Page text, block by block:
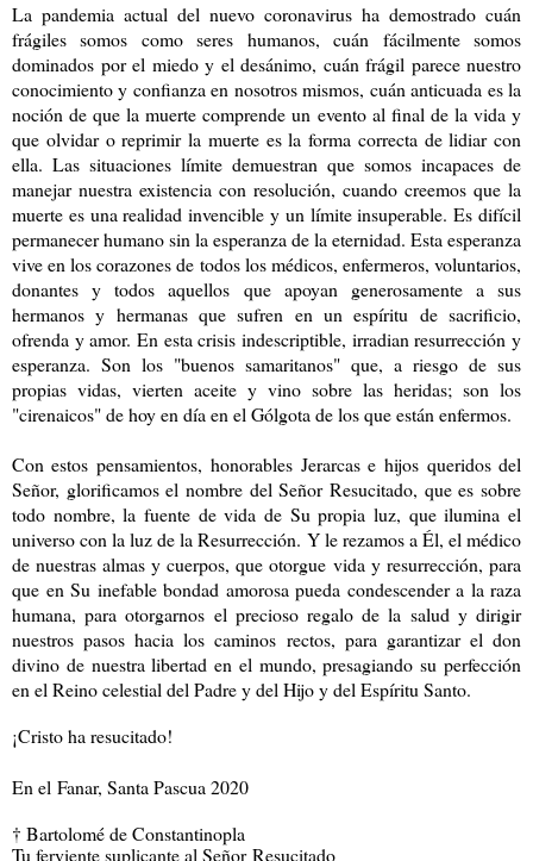
La pandemia actual del nuevo coronavirus ha demostrado cuán
frágiles somos como seres humanos, cuán fácilmente somos
dominados por el miedo y el desánimo, cuán frágil parece nuestro
conocimiento y confianza en nosotros mismos, cuán anticuada es la
noción de que la muerte comprende un evento al final de la vida y
que olvidar o reprimir la muerte es la forma correcta de lidiar con
ella. Las situaciones límite demuestran que somos incapaces de
manejar nuestra existencia con resolución, cuando creemos que la
muerte es una realidad invencible y un límite insuperable. Es difícil
permanecer humano sin la esperanza de la eternidad. Esta esperanza
vive en los corazones de todos los médicos, enfermeros, voluntarios,
donantes y todos aquellos que apoyan generosamente a sus
hermanos y hermanas que sufren en un espíritu de sacrificio,
ofrenda y amor. En esta crisis indescriptible, irradian resurrección y
esperanza. Son los "buenos samaritanos" que, a riesgo de sus
propias vidas, vierten aceite y vino sobre las heridas; son los
"cirenaicos" de hoy en día en el Gólgota de los que están enfermos.
Con estos pensamientos,honorables Jerarcas ehijos queridos del
Señor, glorificamos el nombre del Señor Resucitado, que es sobre
todo nombre, la fuente de vida de Su propia luz, que ilumina el
universo con la luz de la Resurrección. Y le rezamos a Él, el médico
de nuestras almas y cuerpos, que otorgue vida y resurrección, para
que en Su inefable bondad amorosa pueda condescender a la raza
humana, para otorgarnos el precioso regalo de la salud y dirigir
nuestros pasos hacia los caminos rectos, para garantizar el don
divino de nuestra libertad en el mundo, presagiando su perfección
en el Reino celestial del Padre y del Hijo y del Espíritu Santo.
¡Cristo ha resucitado!
En el Fanar, Santa Pascua 2020
† Bartolomé de Constantinopla
Tu ferviente suplicante al SeñorResucitado